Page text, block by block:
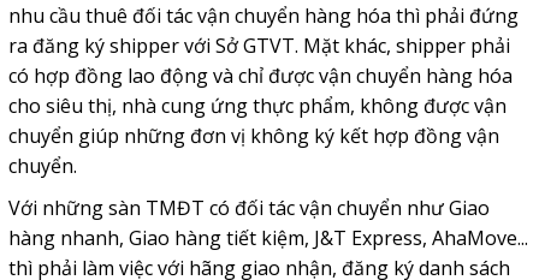
nhu cầu thuê đối tác vận chuyển hàng hóa thì phải đứng
ra đăng ký shipper với Sở GTVT. Mặt khác, shipper phải
có hợp đồng lao động và chỉ được vận chuyển hàng hóa
cho siêu thị, nhà cung ứng thực phẩm, không được vận
chuyển giúp những đơn vị không ký kết hợp đồng vận
chuyển.
Với những sàn TMĐT có đối tác vận chuyển như Giao
hàng nhanh, Giao hàng tiết kiệm, J&T Express, AhaMove...
thì phải làm việc với hãng giao nhận, đăng ký danh sách